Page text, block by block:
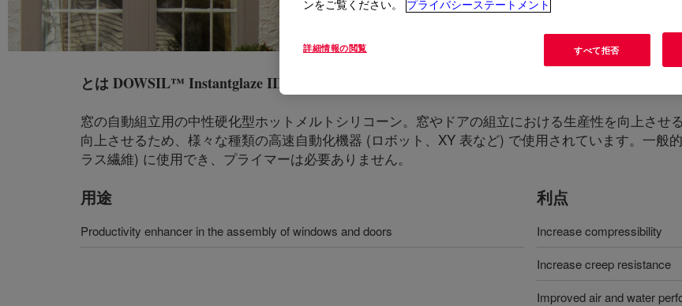
とはDOWSIL™ Instantglaze III Assembly Adhesive
窓の自動組立用の中性硬化型ホットメルトシリコーン。窓やドアの組立における生産性を向上させ
向上させるため、様々な種類の高速自動化機器 (ロボット、XY 表など) で使用されています。一般
ラス繊維) に使用でき、プライマーは必要ありません。
用途
Productivity enhancer in the assembly of windows and doors
利点
Increase compressibility
Increase creep resistance
Improved air and water
ンをご覧ください。
プライバシーステートメント
詳細情報の閲覧 すべて拒否